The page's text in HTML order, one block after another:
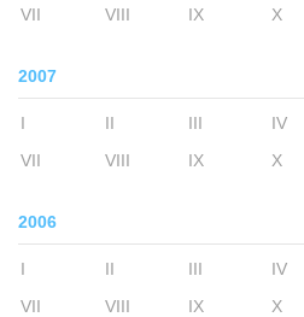
VII
VIII IX X
2007
I II III IV
VII
VIII IX X
2006
I II III IV
VII
VIII IX X